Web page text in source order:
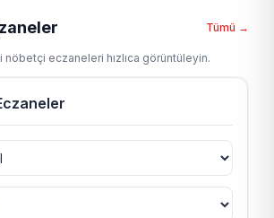
Tümü →
nöbetçi eczaneleri hızlıca görüntüleyin.